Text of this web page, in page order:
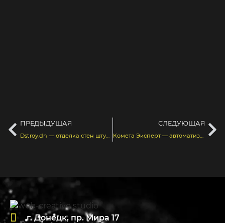
ПРЕДЫДУЩАЯ СЛЕДУЮЩАЯ
Комета Эксперт — автоматизация бизнеса
г. Донецк, пр. Мира 17